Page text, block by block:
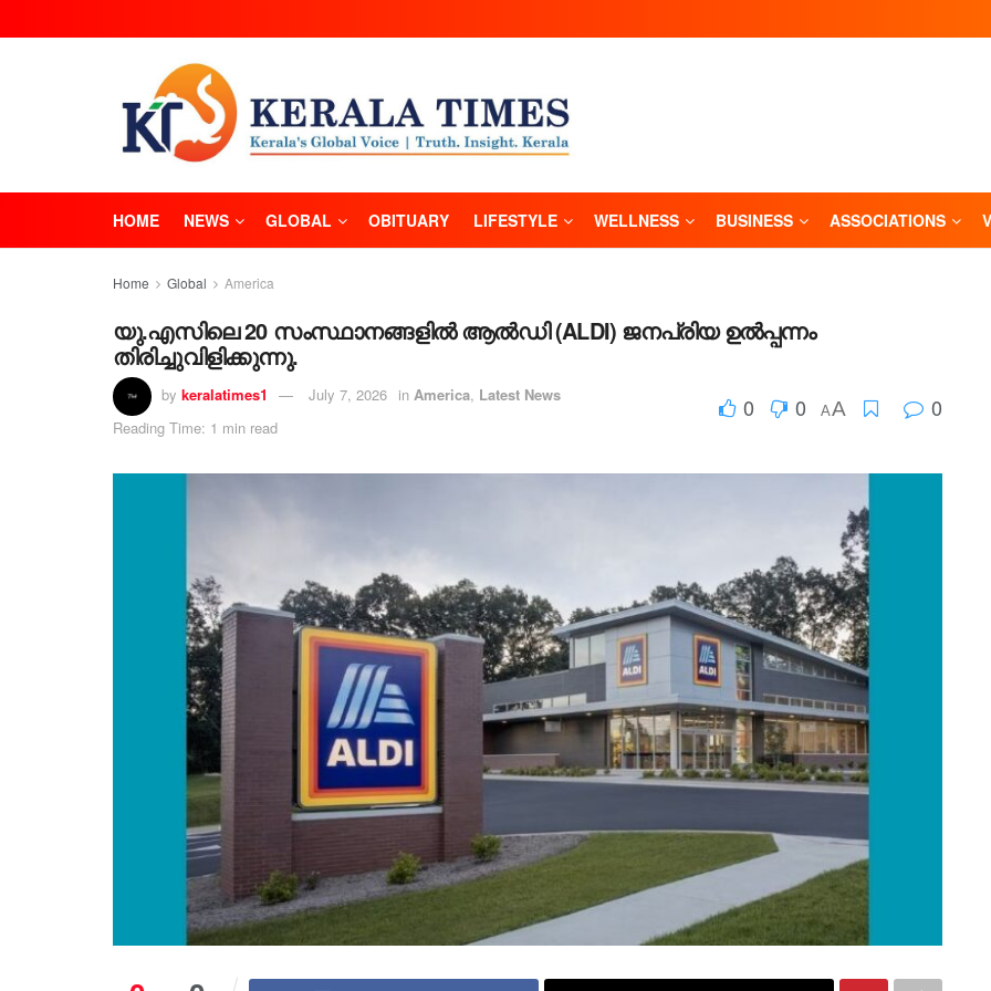
HOME NEWS GLOBAL OBITUARY LIFESTYLE WELLNESS BUSINESS ASSOCIATIONS
Home Global America
യു.എസിലെ 20 സംസ്ഥാനങ്ങളിൽ ആൽഡി (ALDI) ജനപ്രിയ ഉൽപ്പന്നം
തിരിച്ചുവിളിക്കുന്നു.
by keralatimes1 July 7, 2026 in America, Latest News
Reading Time: 1 min read
0 0 AA 0